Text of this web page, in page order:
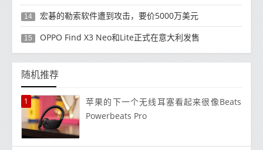
14 宏碁的勒索软件遭到攻击，要价5000万美元
15 OPPO Find X3 Neo和Lite正式在意大利发售
随机推荐
1
苹果的下一个无线耳塞看起来很像Beats
Powerbeats Pro